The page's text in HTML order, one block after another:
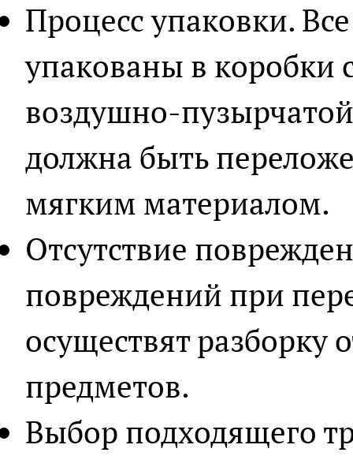
Процесс упаковки.
упакованы в коробки
воздушно-
должна быть
мягким материалом.
Отсутствие
повреждений при
осуществят разборку
предметов.
Выбор подходящего